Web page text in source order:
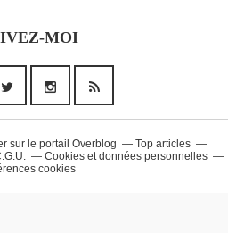
MOI
Touch (14)
(10)
(8)
sur le portail Overblog
Top articles
Cookies et données personnelles
cookies